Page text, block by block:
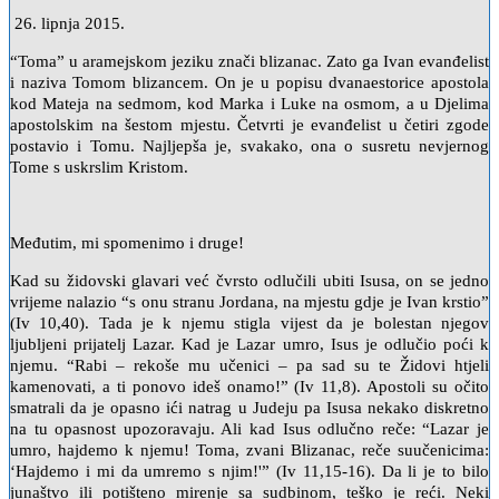
26. lipnja 2015.
“Toma” u aramejskom jeziku znači blizanac. Zato ga Ivan evanđelist
i naziva Tomom blizancem. On je u popisu dvanaestorice apostola
kod Mateja na sedmom, kod Marka i Luke na osmom, a u Djelima
apostolskim na šestom mjestu. Četvrti je evanđelist u četiri zgode
postavio i Tomu. Najljepša je, svakako, ona o susretu nevjernog
Tome s uskrslim Kristom.
Međutim, mi spomenimo i druge!
Kad su židovski glavari već čvrsto odlučili ubiti Isusa, on se jedno
vrijeme nalazio “s onu stranu Jordana, na mjestu gdje je Ivan krstio”
(Iv 10,40). Tada je k njemu stigla vijest da je bolestan njegov
ljubljeni prijatelj Lazar. Kad je Lazar umro, Isus je odlučio poći k
njemu. “Rabi – rekoše mu učenici – pa sad su te Židovi htjeli
kamenovati, a ti ponovo ideš onamo!” (Iv 11,8). Apostoli su očito
smatrali da je opasno ići natrag u Judeju pa Isusa nekako diskretno
na tu opasnost upozoravaju. Ali kad Isus odlučno reče: “Lazar je
umro, hajdemo k njemu! Toma, zvani Blizanac, reče suučenicima:
‘Hajdemo i mi da umremo s njim!'” (Iv 11,15-16). Da li je to bilo
junaštvo ili potišteno mirenje sa sudbinom, teško je reći. Neki